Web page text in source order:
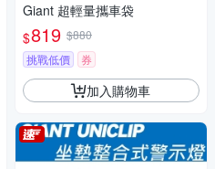
Giant 超輕量攜車袋
$819 $880
挑戰低價
券
加入購物車